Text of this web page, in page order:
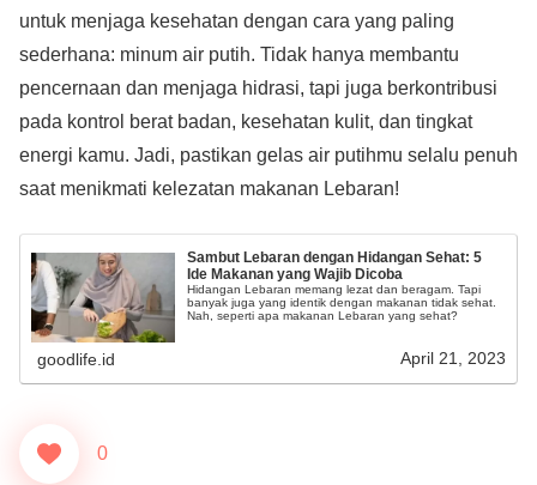
untuk menjaga kesehatan dengan cara yang paling
sederhana: minum air putih. Tidak hanya membantu
pencernaan dan menjaga hidrasi, tapi juga berkontribusi
pada kontrol berat badan, kesehatan kulit, dan tingkat
energi kamu. Jadi, pastikan gelas air putihmu selalu penuh
saat menikmati kelezatan makanan Lebaran!
Sambut Lebaran dengan Hidangan Sehat: 5
Ide Makanan yang Wajib Dicoba
Hidangan Lebaran memang lezat dan beragam. Tapi
banyak juga yang identik dengan makanan tidak sehat.
Nah, seperti apa makanan Lebaran yang sehat?
goodlife.id April 21, 2023
0